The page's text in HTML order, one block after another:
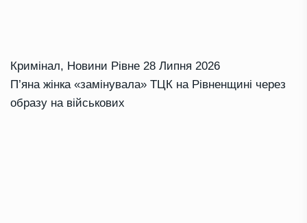
Кримінал, Новини Рівне 28 Липня 2026
П’яна жінка «замінувала» ТЦК на Рівненщині через
образу на військових